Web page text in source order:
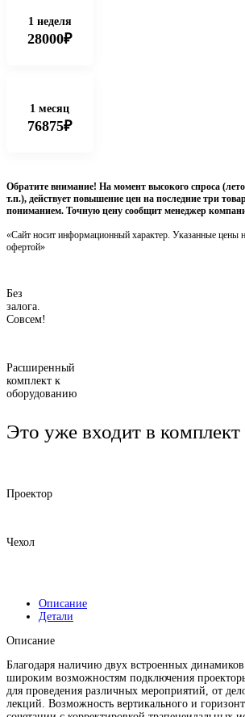
1 неделя
28000₽
1 месяц
76875₽
Обратите внимание! На момент высокого спроса
т.п.), действует повышение цен на последние три
пониманием. Точную цену сообщит менеджер
«Сайт носит информационный характер. Указанные цены
офертой»
Без
залога.
Совсем!
Расширенный
комплект к
оборудованию
Это уже входит в комплект
Проектор
Чехол
Описание
Детали
Описание
Благодаря наличию двух встроенных
широким возможностям подключения
для проведения различных мероприятий, от
лекций. Возможность вертикального и